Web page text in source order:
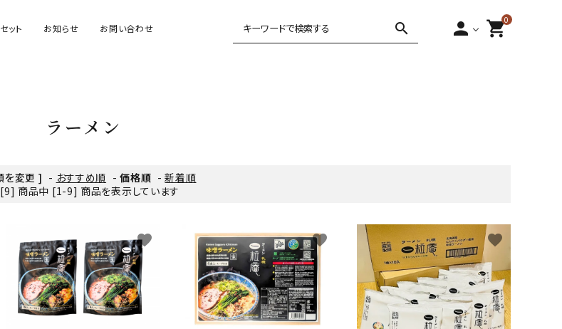
ット お知らせ お問い合わせ search person 0
shopping_cart
ラーメン
を変更 ] - おすすめ順 -価格順 -新着順
商品中 [1-9] 商品を表示しています
favorite favorite favorite